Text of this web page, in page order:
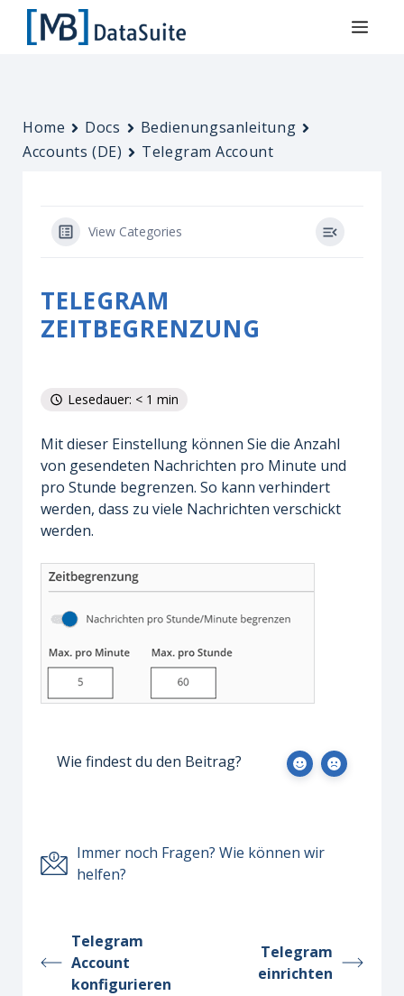
Home Docs
Bedienungsanleitung
Accounts (DE)
Telegram Account
View Categories
TELEGRAM
ZEITBEGRENZUNG
Lesedauer: < 1 min
Mit dieser Einstellung können Sie die Anzahl
von gesendeten Nachrichten pro Minute und
pro Stunde begrenzen. So kann verhindert
werden, dass zu viele Nachrichten verschickt
werden.
Wie findest du den Beitrag?
Immer noch Fragen? Wie können wir
helfen?
Telegram
Account
konfigurieren
Telegram
einrichten